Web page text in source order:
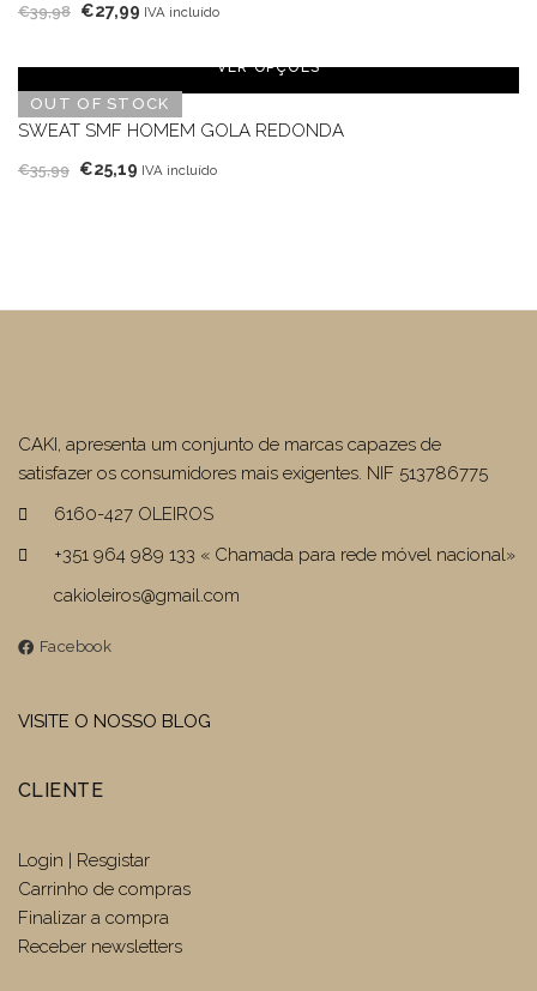
€39,98 O
original
era:
€39,98.
€27,99 O
atual
é:
€27,99.
IVA incluído
OUT OF STOCK
VER OPÇÕES
SWEAT SMF HOMEM GOLA REDONDA
€35,99 O
€25,19 O
IVA incluído
CAKI, apresenta um conjunto de marcas capazes de
satisfazer os consumidores mais exigentes. NIF 513786775
6160-427 OLEIROS
+351 964 989 133 « Chamada para rede móvel nacional»
cakioleiros@gmail.com
Facebook
VISITE O NOSSO BLOG
CLIENTE
Login | Resgistar
Carrinho de compras
Finalizar a compra
Receber newsletters